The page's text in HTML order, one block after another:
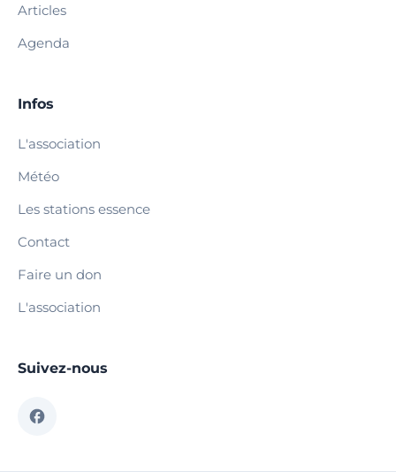
Articles
Agenda
Infos
L'association
Météo
Les stations essence
Contact
Faire un don
L'association
Suivez-nous